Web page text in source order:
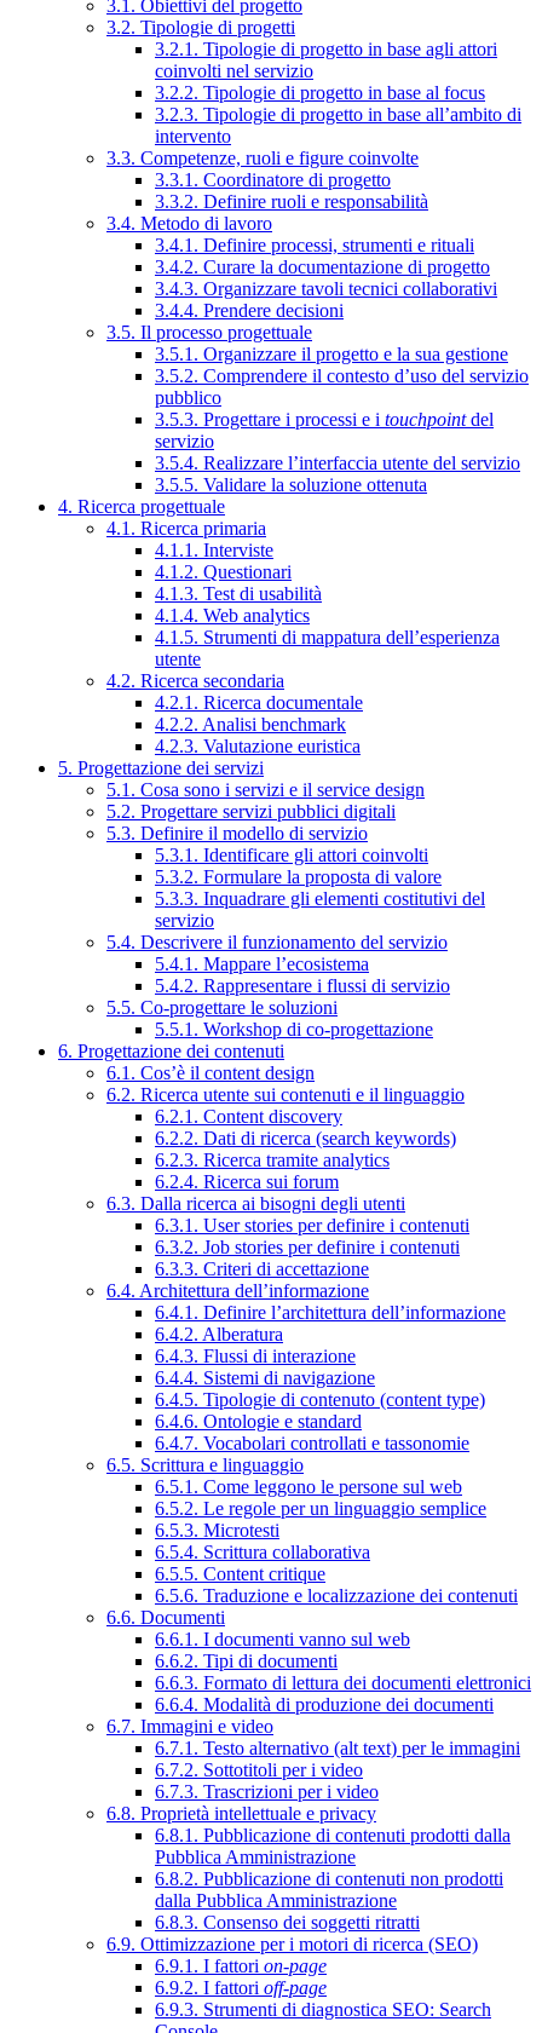
3.1. Obiettivi del progetto
3.2. Tipologie di progetti
3.2.1. Tipologie di progetto in base agli attori
coinvolti nel servizio
3.2.2. Tipologie di progetto in base al focus
3.2.3. Tipologie di progetto in base all’ambito di
intervento
3.3. Competenze, ruoli e figure coinvolte
3.3.1. Coordinatore di progetto
3.3.2. Definire ruoli e responsabilità
3.4. Metodo di lavoro
3.4.1. Definire processi, strumenti e rituali
3.4.2. Curare la documentazione di progetto
3.4.3. Organizzare tavoli tecnici collaborativi
3.4.4. Prendere decisioni
3.5. Il processo progettuale
3.5.1. Organizzare il progetto e la sua gestione
3.5.2. Comprendere il contesto d’uso del servizio
pubblico
3.5.3. Progettare i processi e i touchpointdel
servizio
3.5.4. Realizzare l’interfaccia utente del servizio
3.5.5. Validare la soluzione ottenuta
4. Ricerca progettuale
4.1. Ricerca primaria
4.1.1. Interviste
4.1.2. Questionari
4.1.3. Test di usabilità
4.1.4. Web analytics
4.1.5. Strumenti di mappatura dell’esperienza
utente
4.2. Ricerca secondaria
4.2.1. Ricerca documentale
4.2.2. Analisi benchmark
4.2.3. Valutazione euristica
5. Progettazione dei servizi
5.1. Cosa sono i servizi e il service design
5.2. Progettare servizi pubblici digitali
5.3. Definire il modello di servizio
5.3.1. Identificare gli attori coinvolti
5.3.2. Formulare la proposta di valore
5.3.3. Inquadrare gli elementi costitutivi del
servizio
5.4. Descrivere il funzionamento del servizio
5.4.1. Mappare l’ecosistema
5.4.2. Rappresentare i flussi di servizio
5.5. Co-progettare le soluzioni
5.5.1. Workshop di co-progettazione
6. Progettazione dei contenuti
6.1. Cos’è il content design
6.2. Ricerca utente sui contenuti e il linguaggio
6.2.1. Content discovery
6.2.2. Dati di ricerca (search keywords)
6.2.3. Ricerca tramite analytics
6.2.4. Ricerca sui forum
6.3. Dalla ricerca ai bisogni degli utenti
6.3.1. User stories per definire i contenuti
6.3.2. Job stories per definire i contenuti
6.3.3. Criteri di accettazione
6.4. Architettura dell’informazione
6.4.1. Definire l’architettura dell’informazione
6.4.2. Alberatura
6.4.3. Flussi di interazione
6.4.4. Sistemi di navigazione
6.4.5. Tipologie di contenuto (content type)
6.4.6. Ontologie e standard
6.4.7. Vocabolari controllati e tassonomie
6.5. Scrittura e linguaggio
6.5.1. Come leggono le persone sul web
6.5.2. Le regole per un linguaggio semplice
6.5.3. Microtesti
6.5.4. Scrittura collaborativa
6.5.5. Content critique
6.5.6. Traduzione e localizzazione dei contenuti
6.6. Documenti
6.6.1. I documenti vanno sul web
6.6.2. Tipi di documenti
6.6.3. Formato di lettura dei documenti elettronici
6.6.4. Modalità di produzione dei documenti
6.7. Immagini e video
6.7.1. Testo alternativo (alt text) per le immagini
6.7.2. Sottotitoli per i video
6.7.3. Trascrizioni per i video
6.8. Proprietà intellettuale e privacy
6.8.1. Pubblicazione di contenuti prodotti dalla
Pubblica Amministrazione
6.8.2. Pubblicazione di contenuti non prodotti
dalla Pubblica Amministrazione
6.8.3. Consenso dei soggetti ritratti
6.9. Ottimizzazione per i motori di ricerca (SEO)
6.9.1. I fattori on-page
6.9.2. I fattori off-page
6.9.3. Strumenti di diagnostica SEO: Search